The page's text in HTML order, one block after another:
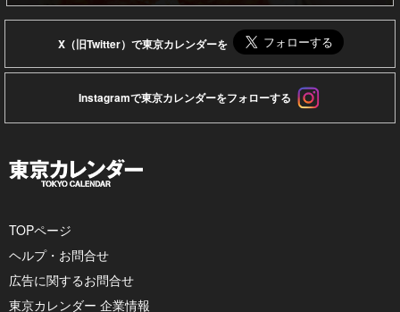
X（旧Twitter）で東京カレンダーを
Instagramで東京カレンダーをフォローする
TOPページ
ヘルプ・お問合せ
広告に関するお問合せ
東京カレンダー 企業情報